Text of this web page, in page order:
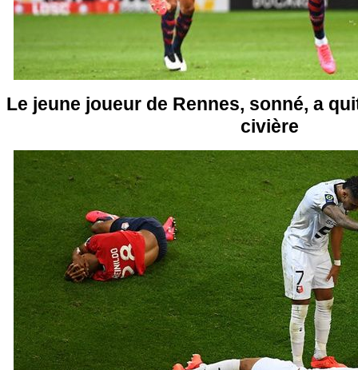
Le jeune joueur de Rennes, sonné, a
civière